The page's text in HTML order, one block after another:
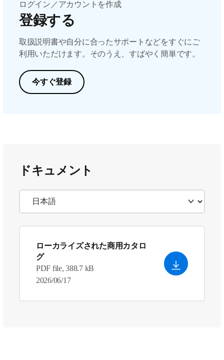
ログイン／アカウントを作成
登録する
取扱説明書や自分に合ったサポートなどをすぐにご
利用いただけます。そのうえ、すばやく簡単です。
今すぐ登録
ドキュメント
ローカライズされた商用カタロ
グ
PDF file, 388.7 kB
2026/06/17